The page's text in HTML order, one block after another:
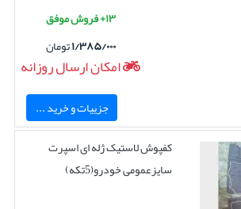
۱۳+ فروش موفق
۱/۳۸۵/۰۰۰تومان
امکان ارسال روزانه
جزییات و خرید ...
کفپوش لاستیک ژله ای اسپرت
سایزعمومی خودرو(5تکه)